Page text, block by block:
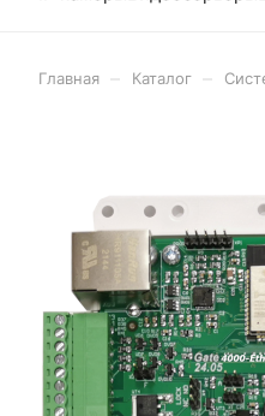
Главная Каталог